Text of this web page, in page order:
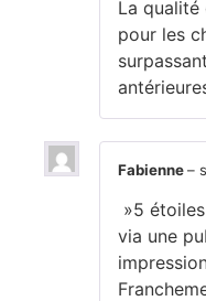
La
pour les
Fabienne–
»5
via une